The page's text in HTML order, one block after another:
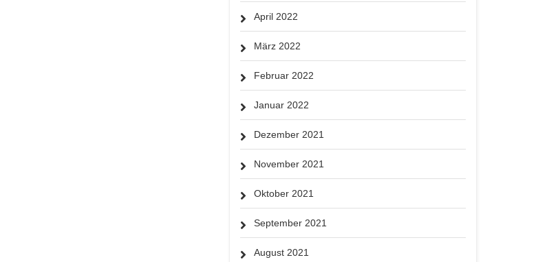
April 2022
März 2022
Februar 2022
Januar 2022
Dezember 2021
November 2021
Oktober 2021
September 2021
August 2021